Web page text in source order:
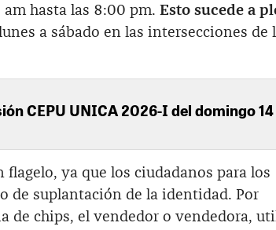
hasta las 8:00 pm. Esto sucede a
a sábado en las intersecciones de
CEPU UNICA 2026-I del domingo 14
ya que los ciudadanos para los
de suplantación de la identidad. Por
de chips, el vendedor o vendedora,